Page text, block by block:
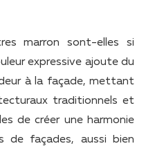
marron sont-elles si
expressive ajoute du
à la façade, mettant
traditionnels et
de créer une harmonie
de façades, aussi bien